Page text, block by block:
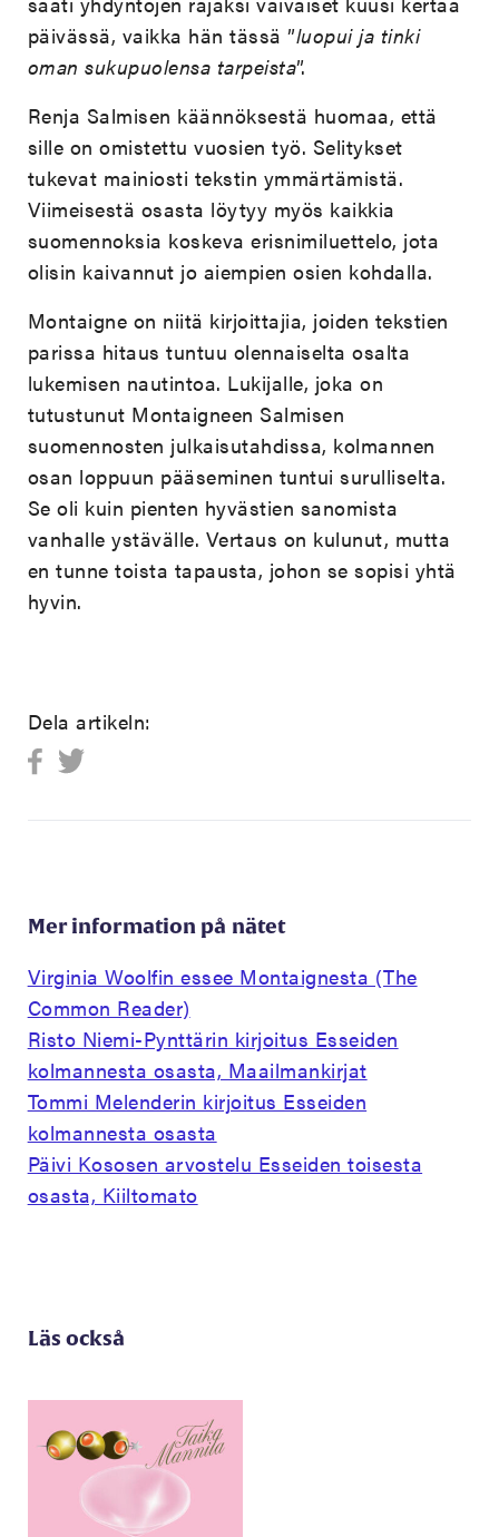
päivässä, vaikka hän tässä ”luopui ja tinki
oman sukupuolensa tarpeista”.
Renja Salmisen käännöksestä huomaa, että
sille on omistettu vuosien työ. Selitykset
tukevat mainiosti tekstin ymmärtämistä.
Viimeisestä osasta löytyy myös kaikkia
suomennoksia koskeva erisnimiluettelo, jota
olisin kaivannut jo aiempien osien kohdalla.
Montaigne on niitä kirjoittajia, joiden tekstien
parissa hitaus tuntuu olennaiselta osalta
lukemisen nautintoa. Lukijalle, joka on
tutustunut Montaigneen Salmisen
suomennosten julkaisutahdissa, kolmannen
osan loppuun pääseminen tuntui surulliselta.
Se oli kuin pienten hyvästien sanomista
vanhalle ystävälle. Vertaus on kulunut, mutta
en tunne toista tapausta, johon se sopisi yhtä
hyvin.
Dela artikeln:
Mer information på nätet
Virginia Woolfin essee Montaignesta (The
Common Reader)
Risto Niemi-Pynttärin kirjoitus Esseiden
kolmannesta osasta, Maailmankirjat
Tommi Melenderin kirjoitus Esseiden
kolmannesta osasta
Päivi Kososen arvostelu Esseiden toisesta
osasta, Kiiltomato
Läs också